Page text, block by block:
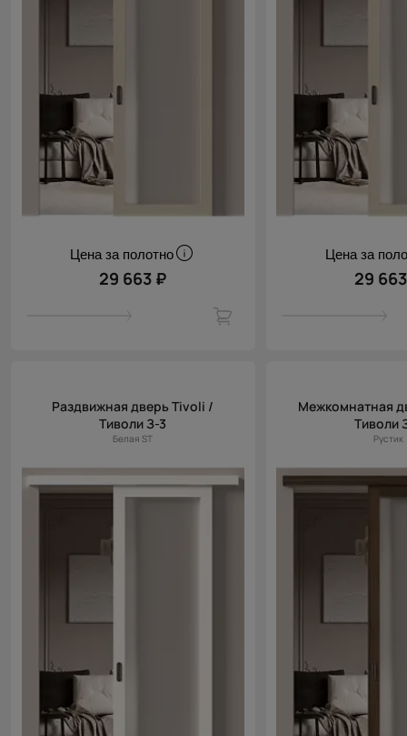
Цена за полотно
29 663 ₽
Цена за
29
Раздвижная дверь Tivoli /
Тиволи З-3
Белая ST
Межкомнатная
Тиволи
Рустик